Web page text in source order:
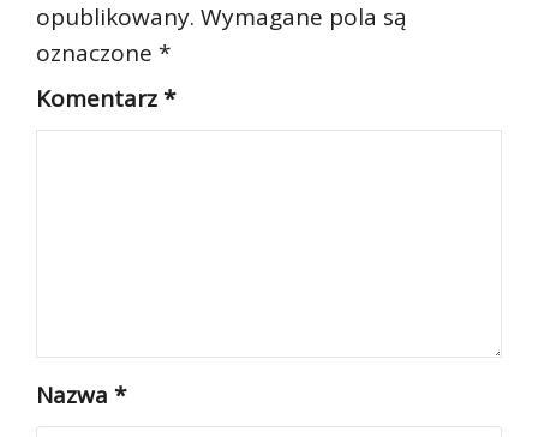
opublikowany. Wymagane pola są
oznaczone *
Komentarz*
Nazwa *